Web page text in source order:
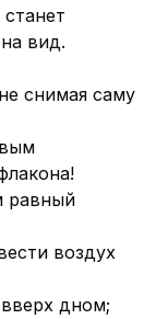
вид.
снимая саму
равный
воздух
дном;